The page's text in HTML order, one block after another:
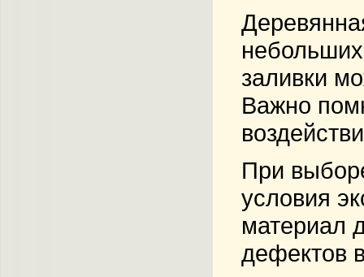
заливки
Важно
При
условия
материал
дефектов